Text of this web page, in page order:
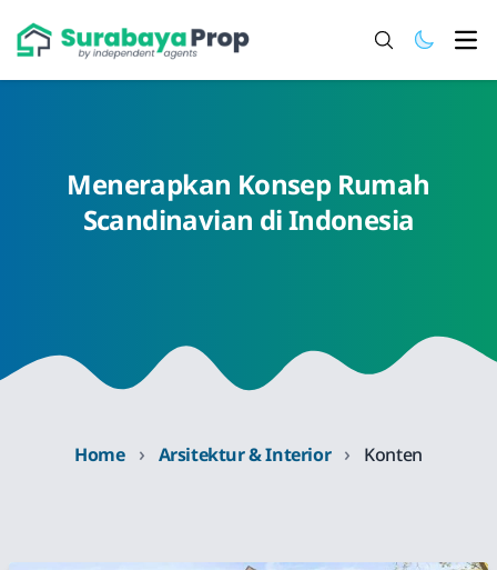
Menerapkan Konsep Rumah
Scandinavian di Indonesia
Home › Arsitektur & Interior › Konten